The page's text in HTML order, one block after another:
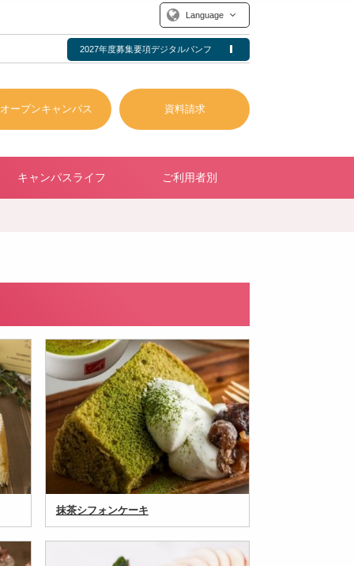
Language
2027年度募集要項デジタルパンフ
オープンキャンパス 資料請求
キャンパスライフ ご利用者別
抹茶シフォンケーキ